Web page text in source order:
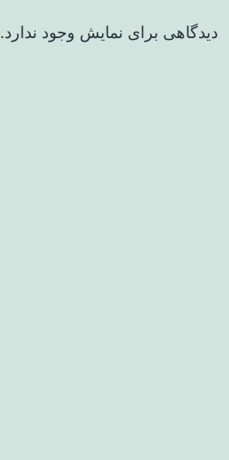
دیدگاهی برای نمایش وجود ندارد.